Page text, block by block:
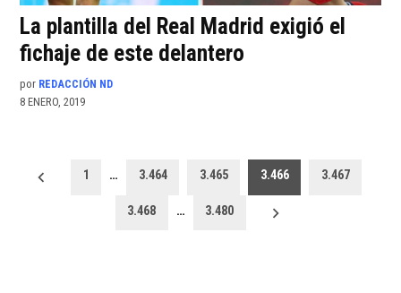
La plantilla del Real Madrid exigió el
fichaje de este delantero
por REDACCIÓN ND
8 ENERO, 2019
Paginación
1 … 3.464 3.465 3.466 3.467
3.468 … 3.480